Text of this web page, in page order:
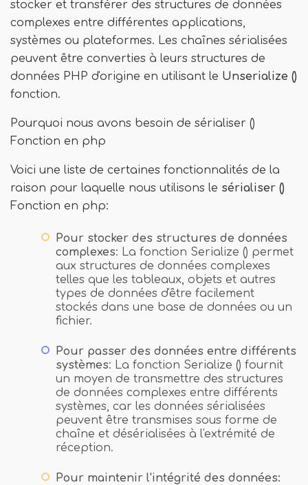
stocker et transférer des structures de données
complexes entre différentes applications,
systèmes ou plateformes. Les chaînes sérialisées
peuvent être converties à leurs structures de
données PHP d'origine en utilisant le Unserialize ()
fonction.
Pourquoi nous avons besoin de sérialiser ()
Fonction en php
Voici une liste de certaines fonctionnalités de la
raison pour laquelle nous utilisons le sérialiser ()
Fonction en php:
Pour stocker des structures de données
complexes: La fonction Serialize () permet
aux structures de données complexes
telles que les tableaux, objets et autres
types de données d'être facilement
stockés dans une base de données ou un
fichier.
Pour passer des données entre différents
systèmes: La fonction Serialize () fournit
un moyen de transmettre des structures
de données complexes entre différents
systèmes, car les données sérialisées
peuvent être transmises sous forme de
chaîne et désérialisées à l'extrémité de
réception.
Pour maintenir l'intégrité des données: